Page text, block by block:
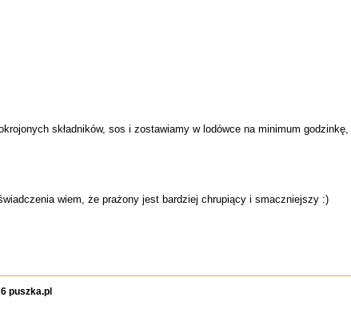
składników, sos i zostawiamy w lodówce na minimum
wiem, że prażony jest bardziej chrupiący i smaczniejszy :)
puszka.pl